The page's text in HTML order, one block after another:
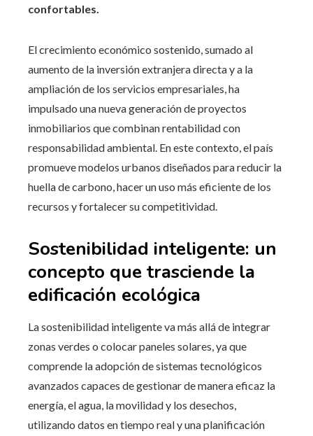
confortables.
El crecimiento económico sostenido, sumado al
aumento de la inversión extranjera directa y a la
ampliación de los servicios empresariales, ha
impulsado una nueva generación de proyectos
inmobiliarios que combinan rentabilidad con
responsabilidad ambiental. En este contexto, el país
promueve modelos urbanos diseñados para reducir la
huella de carbono, hacer un uso más eficiente de los
recursos y fortalecer su competitividad.
Sostenibilidad inteligente: un
concepto que trasciende la
edificación ecológica
La sostenibilidad inteligente va más allá de integrar
zonas verdes o colocar paneles solares, ya que
comprende la adopción de sistemas tecnológicos
avanzados capaces de gestionar de manera eficaz la
energía, el agua, la movilidad y los desechos,
utilizando datos en tiempo real y una planificación